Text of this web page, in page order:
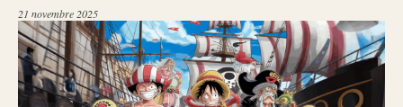
21 novembre 2025